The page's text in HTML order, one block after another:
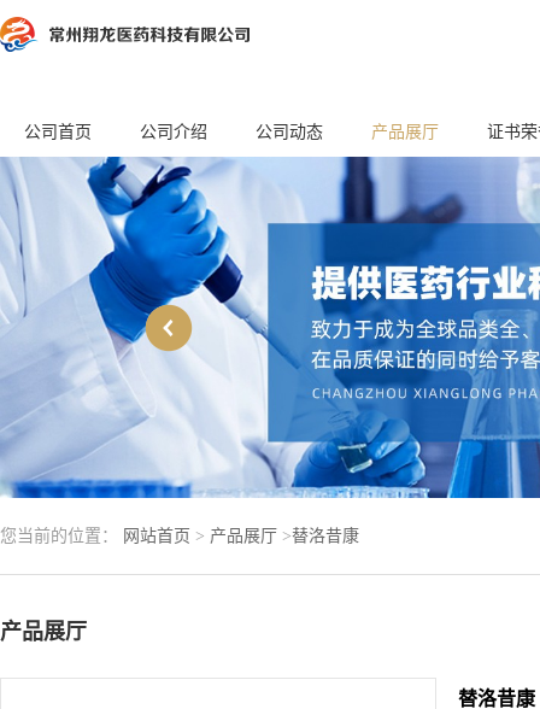
公司首页 公司介绍 公司动态 产品展厅 证书
您当前的位置： 网站首页 > 产品展厅 >替洛昔康
产品展厅
替洛昔康